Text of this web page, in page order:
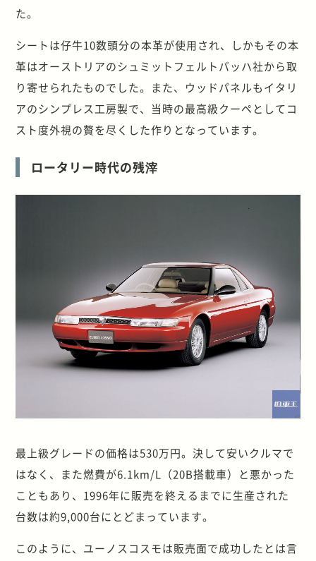
た。
シートは仔牛10数頭分の本革が使用され、しかもその本
革はオーストリアのシュミットフェルトバッハ社から取
り寄せられたものでした。また、ウッドパネルもイタリ
アのシンプレス工房製で、当時の最高級クーペとしてコ
スト度外視の贅を尽くした作りとなっています。
ロータリー時代の残滓
最上級グレードの価格は530万円。決して安いクルマで
はなく、また燃費が6.1km/L（20B搭載車）と悪かった
こともあり、1996年に販売を終えるまでに生産された
台数は約9,000台にとどまっています。
このように、ユーノスコスモは販売面で成功したとは言